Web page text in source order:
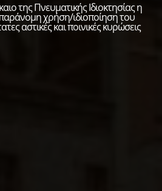
της Πνευματικής Ιδιοκτησίας η
χρήση/ιδιοποίηση του
αστικές και ποινικές κυρώσεις